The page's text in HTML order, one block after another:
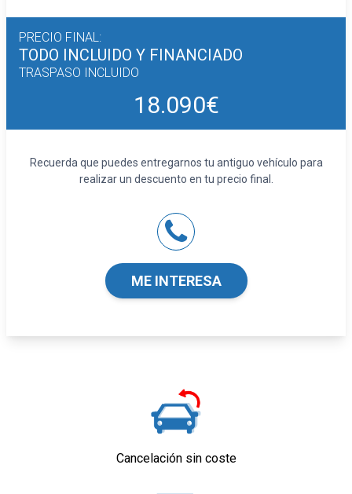
PRECIO FINAL:
TODO INCLUIDO Y FINANCIADO
TRASPASO INCLUIDO
18.090€
Recuerda que puedes entregarnos tu antiguo vehículo para
realizar un descuento en tu precio final.
ME INTERESA
Cancelación sin coste